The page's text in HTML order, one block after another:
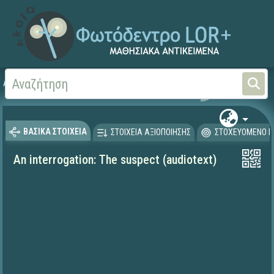
Αρχική Ξένες Γλώσσες -
ΒΑΣΙΚΑ ΣΤΟΙΧΕΙΑ ΣΤΟΙΧΕΙΑ ΑΞΙΟΠΟΙΗΣΗΣ ΣΤΟΧΕΥΟΜΕΝΟ
An interrogation: The suspect (audiotext)